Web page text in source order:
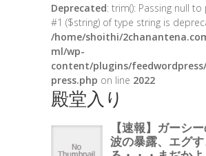
Deprecated: trim(): Passing null
#1 ($string) of type string is
/home/shoithi/
ml/wp-
content/plugins/
press.php on line 2022
殿堂入り